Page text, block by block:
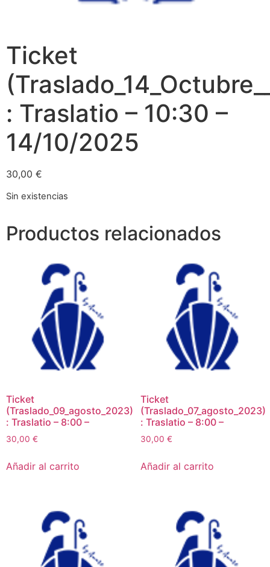
Ticket
: Traslatio – 10:30 –
14/10/2025
30,00 €
Sin existencias
Productos relacionados
Ticket
(Traslado_09_agosto_2023)
: Traslatio – 8:00 –
30,00 €
Añadir al carrito
Ticket
(Traslado_07_agosto_2023)
: Traslatio – 8:00 –
30,00 €
Añadir al carrito